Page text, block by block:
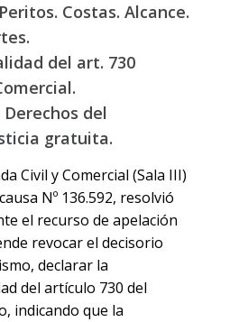
Costas. Alcance.
del art. 730
del
gratuita.
Civil y Comercial (Sala III)
Nº 136.592, resolvió
el recurso de apelación
revocar el decisorio
declarar la
del artículo 730 del
indicando que la